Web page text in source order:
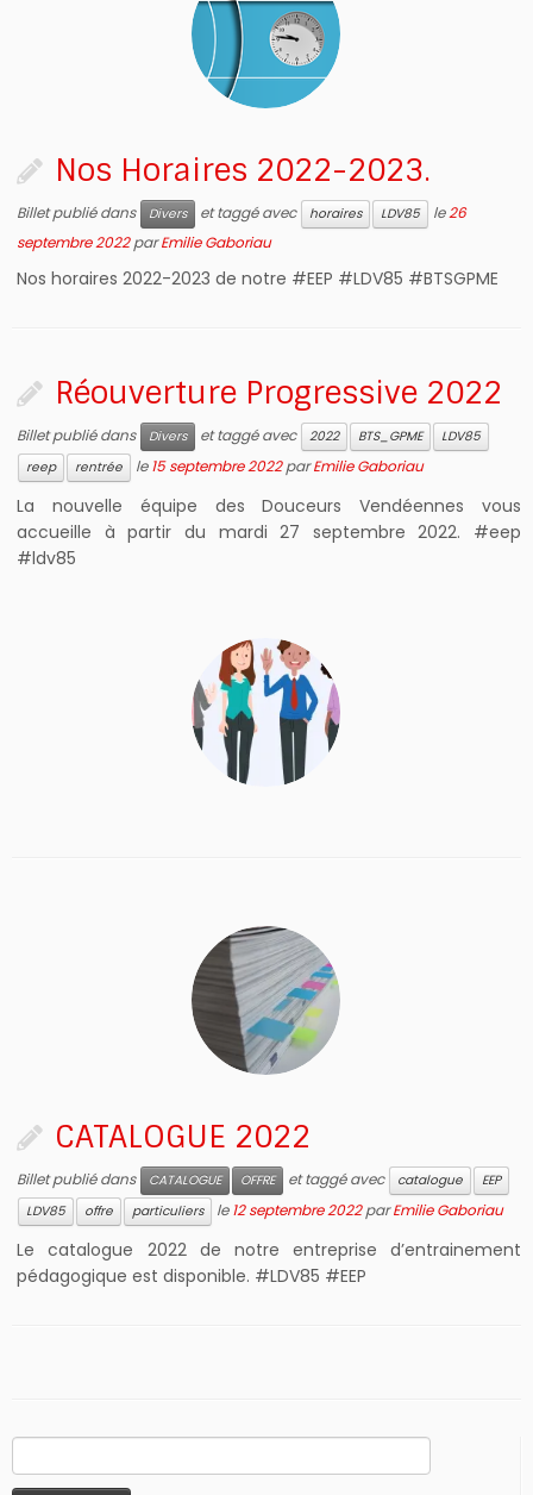
Nos Horaires 2022-2023.
Billet publié dans Divers et taggé avec horaires LDV85 le26
septembre 2022 parEmilie Gaboriau
Nos horaires 2022-2023 de notre #EEP #LDV85 #BTSGPME
Réouverture Progressive 2022
Billet publié dans Divers et taggé avec 2022 BTS_GPME
LDV85
reep
rentrée le15 septembre 2022 parEmilie Gaboriau
La nouvelle équipe des Douceurs Vendéennes vous
accueille à partir du mardi 27 septembre 2022. #eep
#ldv85
CATALOGUE 2022
Billet publié dans CATALOGUE OFFRE et taggé avec catalogue
EEP
LDV85
offre particuliers le12 septembre 2022 parEmilie Gaboriau
Le catalogue 2022 de notre entreprise d’entrainement
pédagogique est disponible. #LDV85 #EEP